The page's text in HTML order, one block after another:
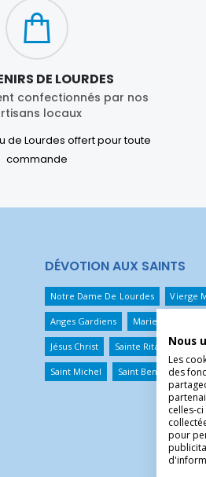
DE LOURDES
confectionnés par nos
locaux
de Lourdes offert pour toute
commande
DÉVOTION AUX SAINTS
Notre Dame De Lourdes Vierge
Anges Gardiens Marie Qui Défait
Jésus Christ Sainte Rita Sainte
Saint Michel Saint Benoît
Nous
Les
des
celles-
pour